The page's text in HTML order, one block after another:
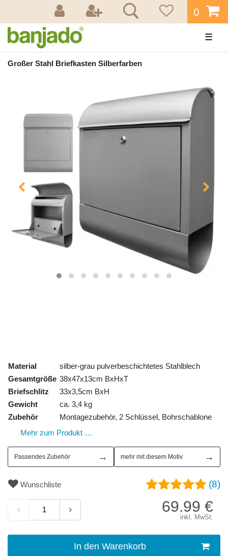
0
☰
Großer Stahl Briefkasten Silberfarben
Material
silber-grau pulverbeschichtetes Stahlblech
Gesamtgröße 38x47x13cm BxHxT
Briefschlitz
33x3,5cm BxH
Gewicht
ca. 3,4 kg
Zubehör
Montagezubehör, 2 Schlüssel, Bohrschablone
Mehr zum Produkt …
Passendes Zubehör → mehr mit diesem Motiv →
Wunschliste (8)
69.99 €
inkl. MwSt.
In den Warenkorb